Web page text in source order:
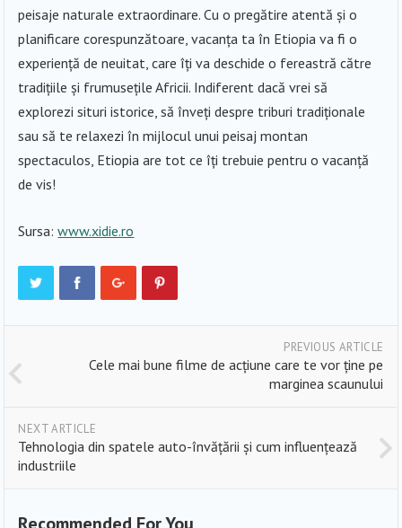
peisaje naturale extraordinare. Cu o pregătire atentă și o
planificare corespunzătoare, vacanța ta în Etiopia va fi o
experiență de neuitat, care îți va deschide o fereastră către
tradițiile și frumusețile Africii. Indiferent dacă vrei să
explorezi situri istorice, să înveți despre triburi tradiționale
sau să te relaxezi în mijlocul unui peisaj montan
spectaculos, Etiopia are tot ce îți trebuie pentru o vacanță
de vis!
Sursa:www.xidie.ro
PREVIOUS ARTICLE
Cele mai bune filme de acțiune care te vor ține pe
marginea scaunului
NEXT ARTICLE
Tehnologia din spatele auto-învățării și cum influențează
industriile